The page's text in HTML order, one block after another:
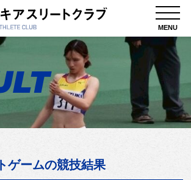
MENU
ゲームの競技結果